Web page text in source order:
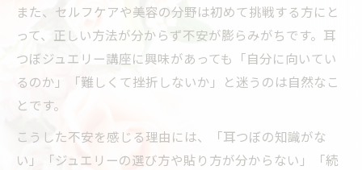
また、セルフケアや美容の分野は初めて挑戦する方にと
って、正しい方法が分からず不安が膨らみがちです。耳
つぼジュエリー講座に興味があっても「自分に向いてい
るのか」「難しくて挫折しないか」と迷うのは自然なこ
とです。
こうした不安を感じる理由には、「耳つぼの知識がな
い」「ジュエリーの選び方や貼り方が分からない」「続